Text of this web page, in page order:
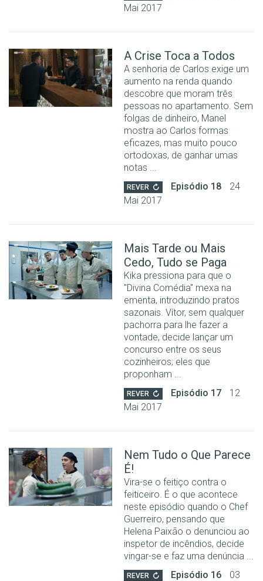
Mai 2017
A Crise Toca a Todos
A senhoria de Carlos exige um
aumento na renda quando
descobre que moram três
pessoas no apartamento. Sem
folgas de dinheiro, Manel
mostra ao Carlos formas
eficazes, mas muito pouco
ortodoxas, de ganhar umas
notas ...
REVER Episódio 18
24
Mai 2017
Mais Tarde ou Mais
Cedo, Tudo se Paga
Kika pressiona para que o
"Divina Comédia" mexa na
ementa, introduzindo pratos
sazonais. Vítor, sem qualquer
pachorra para lhe fazer a
vontade, decide lançar um
concurso entre os seus
cozinheiros; eles que
proponham ...
REVER Episódio 17
12
Mai 2017
Nem Tudo o Que Parece
É!
Vira-se o feitiço contra o
feiticeiro. É o que acontece
neste episódio quando o Chef
Guerreiro, pensando que
Helena Paixão o denunciou ao
inspetor de incêndios, decide
vingar-se e faz uma denúncia ...
REVER Episódio 16
03